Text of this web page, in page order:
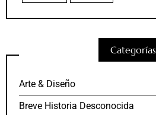
Categorías
Arte & Diseño
Breve Historia Desconocida